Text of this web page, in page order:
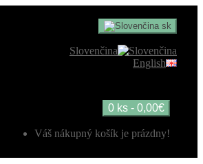
sk
Slovenčina
English
0 ks - 0,00€
Váš nákupný košík je prázdny!